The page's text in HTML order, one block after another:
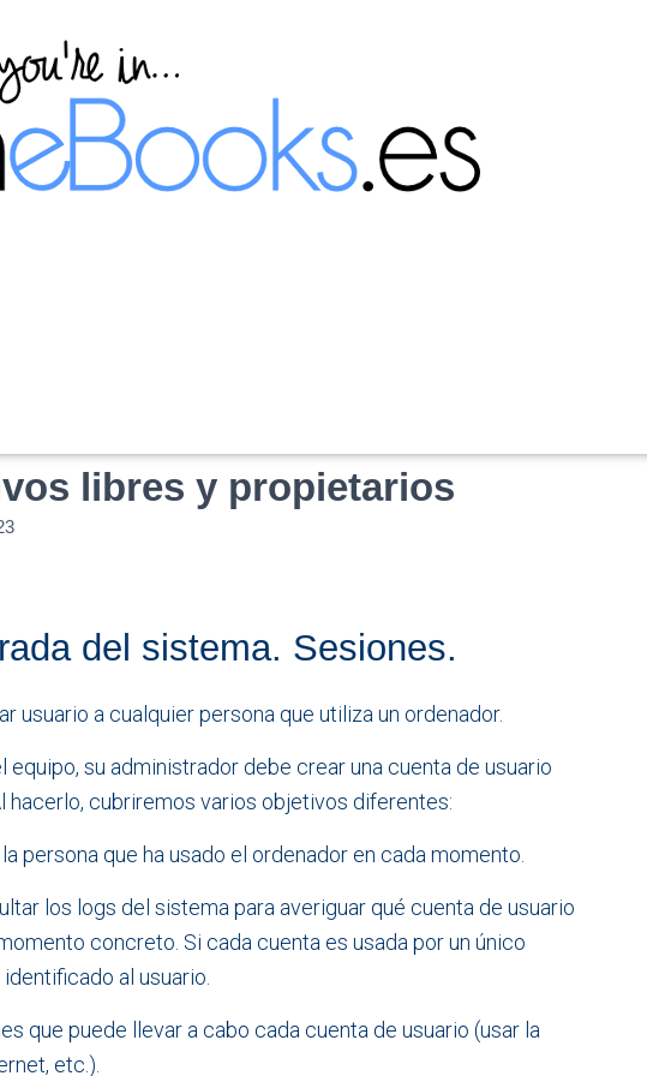
libres y propietarios
del sistema. Sesiones.
usuario a cualquier persona que utiliza un ordenador.
su administrador debe crear una cuenta de usuario
hacerlo, cubriremos varios objetivos diferentes:
persona que ha usado el ordenador en cada momento.
los logs del sistema para averiguar qué cuenta de usuario
concreto. Si cada cuenta es usada por un único
al usuario.
que puede llevar a cabo cada cuenta de usuario (usar la
etc.).